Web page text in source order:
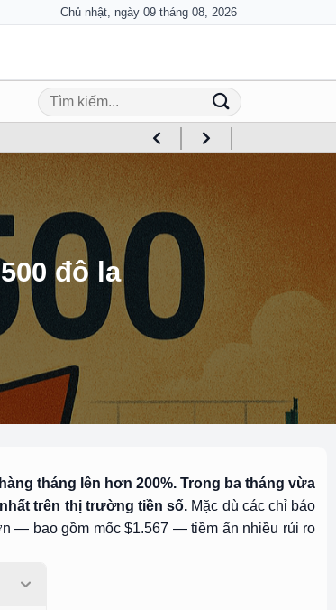
Chủ nhật, ngày 09 tháng 08, 2026
đô la
tháng lên hơn 200%. Trong ba tháng vừa
trên thị trường tiền số. Mặc dù các chỉ báo
— bao gồm mốc $1.567 — tiềm ẩn nhiều rủi ro